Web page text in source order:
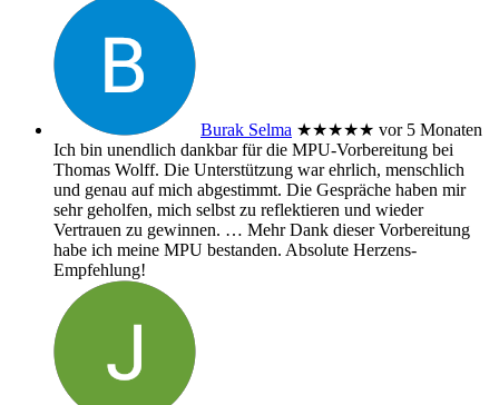
Burak Selma ★★★★★ vor 5 Monaten
Ich bin unendlich dankbar für die MPU-Vorbereitung bei
Thomas Wolff. Die Unterstützung war ehrlich, menschlich
und genau auf mich abgestimmt. Die Gespräche haben mir
sehr geholfen, mich selbst zu reflektieren und wieder
Vertrauen zu gewinnen. … MehrDank dieser Vorbereitung
habe ich meine MPU bestanden. Absolute Herzens-
Empfehlung!